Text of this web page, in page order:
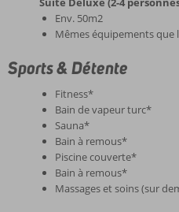
Env. 50m2
Mêmes équipements que
Sports & Détente
Fitness*
Bain de vapeur turc*
Sauna*
Bain à remous*
Piscine couverte*
Bain à remous*
Massages et soins (sur